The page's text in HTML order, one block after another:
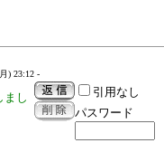
) 23:12 -
まし
引用なし
パスワード